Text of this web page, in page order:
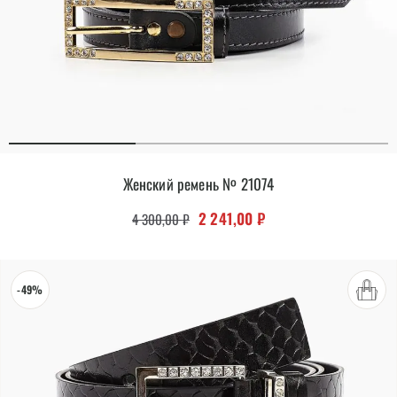
Женский ремень № 21074
4 300,00₽ Первоначальная цена
2 241,00 ₽Текущая цена: 2
-49%